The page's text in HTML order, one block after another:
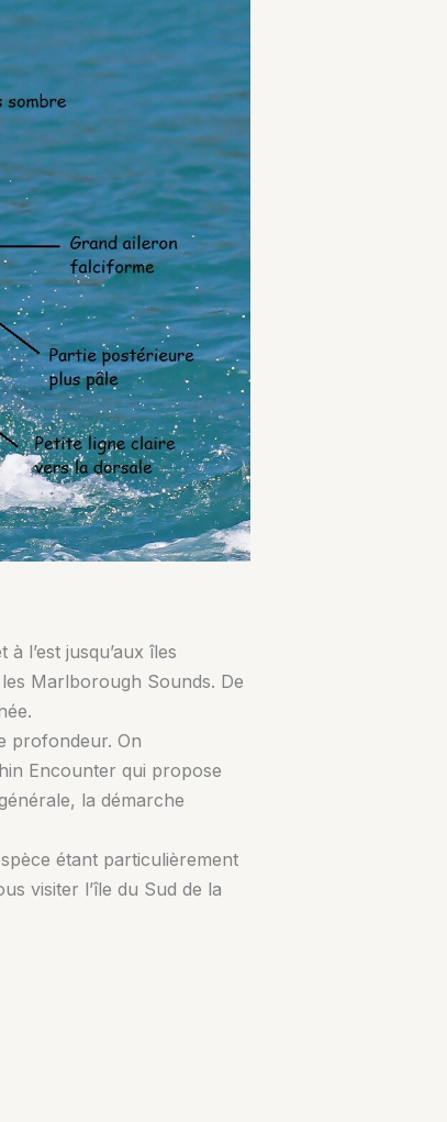
l’est jusqu’aux îles
Marlborough Sounds. De
profondeur. On
Encounter qui propose
la démarche
étant particulièrement
visiter l’île du Sud de la